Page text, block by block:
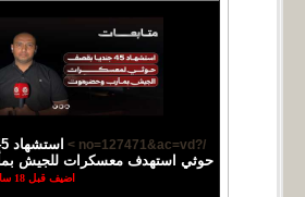
/?no=127471&ac=vd >
حوثي استهدف معسكرات للجيش
اضيف قبل 18 ساعة